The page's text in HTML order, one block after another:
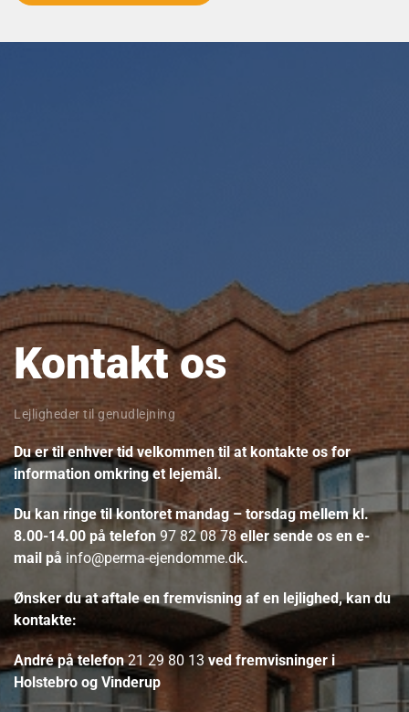
Kontakt os
Lejligheder til genudlejning
Du er til enhver tid velkommen til at kontakte os for
information omkring et lejemål.
Du kan ringe til kontoret mandag – torsdag mellem kl.
8.00-14.00 på telefon 97 82 08 78eller sende os en e-
mail på info@perma-ejendomme.dk.
Ønsker du at aftale en fremvisning af en lejlighed, kan du
kontakte:
André på telefon21 29 80 13 ved fremvisninger i
Holstebro og Vinderup